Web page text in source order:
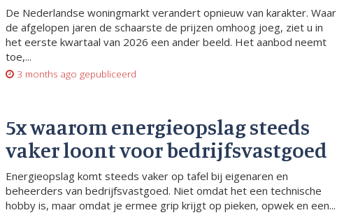
De Nederlandse woningmarkt verandert opnieuw van karakter. Waar
de afgelopen jaren de schaarste de prijzen omhoog joeg, ziet u in
het eerste kwartaal van 2026 een ander beeld. Het aanbod neemt
toe,...
3 months ago gepubliceerd
5x waarom energieopslag steeds
vaker loont voor bedrijfsvastgoed
Energieopslag komt steeds vaker op tafel bij eigenaren en
beheerders van bedrijfsvastgoed. Niet omdat het een technische
hobby is, maar omdat je ermee grip krijgt op pieken, opwek en een...